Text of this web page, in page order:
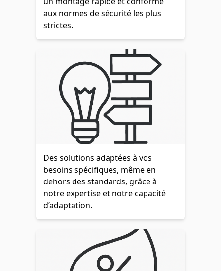
aux normes de sécurité les plus
strictes.
Des solutions adaptées à vos
besoins spécifiques, même en
dehors des standards, grâce à
notre expertise et notre capacité
d’adaptation.